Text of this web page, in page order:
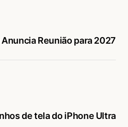
Reunião para 2027
de tela do iPhone Ultra